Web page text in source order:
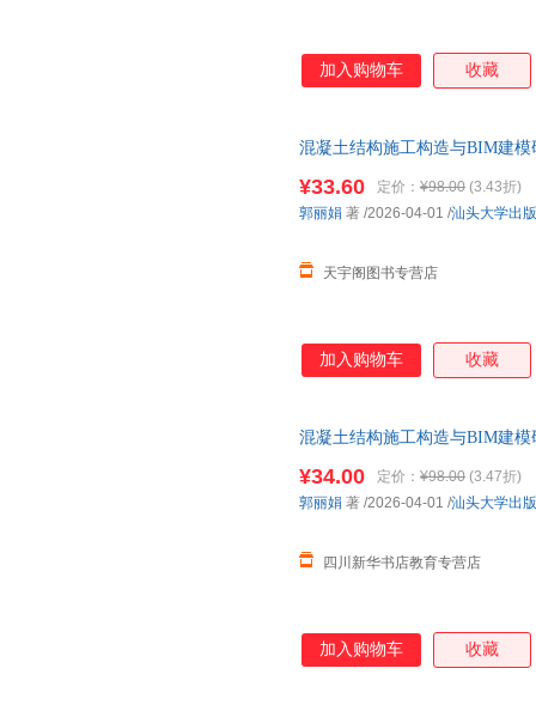
加入购物车 收藏
混凝土结构施工构造与BIM建
¥33.60 定价： ¥98.00 (3.43折)
天宇阁图书专营店
郭丽娟 著 /2026-04-01 /汕头大学出
加入购物车 收藏
混凝土结构施工构造与BIM建
¥34.00 定价： ¥98.00 (3.47折)
四川新华书店教育专营店
郭丽娟 著 /2026-04-01 /汕头大学出
加入购物车 收藏